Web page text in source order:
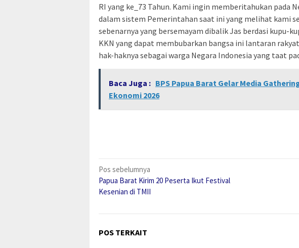
RI yang ke_73 Tahun. Kami ingin memberitahukan pada
dalam sistem Pemerintahan saat ini yang melihat kami
sebenarnya yang bersemayam dibalik Jas berdasi kupu-
KKN yang dapat membubarkan bangsa ini lantaran
hak-haknya sebagai warga Negara Indonesia yang taat
Baca Juga : BPS Papua Barat Gelar Media
Ekonomi 2026
Navigasi
pos
Pos sebelumnya
Papua Barat Kirim 20 Peserta Ikut Festival
Kesenian di TMII
POS TERKAIT